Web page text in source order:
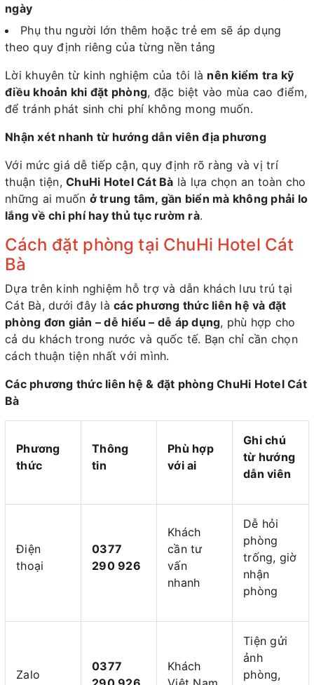
ngày
Phụ thu người lớn thêm hoặc trẻ em sẽ áp dụng
theo quy định riêng của từng nền tảng
Lời khuyên từ kinh nghiệm của tôi là nên kiểm tra kỹ
điều khoản khi đặt phòng, đặc biệt vào mùa cao điểm,
để tránh phát sinh chi phí không mong muốn.
Nhận xét nhanh từ hướng dẫn viên địa phương
Với mức giá dễ tiếp cận, quy định rõ ràng và vị trí
thuận tiện, ChuHi Hotel Cát Bà là lựa chọn an toàn cho
những ai muốn ở trung tâm, gần biển mà không phải lo
lắng về chi phí hay thủ tục rườm rà.
Cách đặt phòng tại ChuHi Hotel Cát
Bà
Dựa trên kinh nghiệm hỗ trợ và dẫn khách lưu trú tại
Cát Bà, dưới đây là các phương thức liên hệ và đặt
phòng đơn giản – dễ hiểu – dễ áp dụng, phù hợp cho
cả du khách trong nước và quốc tế. Bạn chỉ cần chọn
cách thuận tiện nhất với mình.
Các phương thức liên hệ & đặt phòng ChuHi Hotel Cát
Bà
Phương
thức
Thông
tin
Phù hợp
với ai
Ghi chú
từ hướng
dẫn viên
Điện
thoại
0377
290 926
Khách
cần tư
vấn
nhanh
Dễ hỏi
phòng
trống, giờ
nhận
phòng
Zalo
0377
Khách
Tiện gửi
ảnh
phòng,